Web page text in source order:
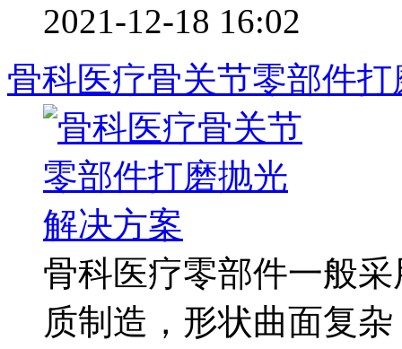
2021-12-18 16:02
骨科医疗骨关节零部件
骨科医疗零部件一般
质制造，形状曲面复